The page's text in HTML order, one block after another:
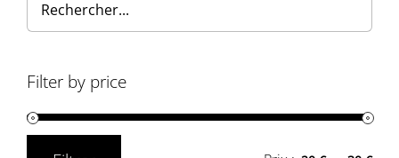
Filter by price